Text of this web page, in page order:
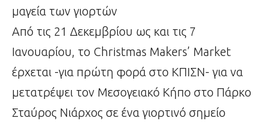
μαγεία των γιορτών
Από τις 21 Δεκεμβρίου ως και τις 7
Ιανουαρίου, το Christmas Makers’ Market
έρχεται -για πρώτη φορά στο ΚΠΙΣΝ- για να
μετατρέψει τον Μεσογειακό Κήπο στο Πάρκο
Σταύρος Νιάρχος σε ένα γιορτινό σημείο